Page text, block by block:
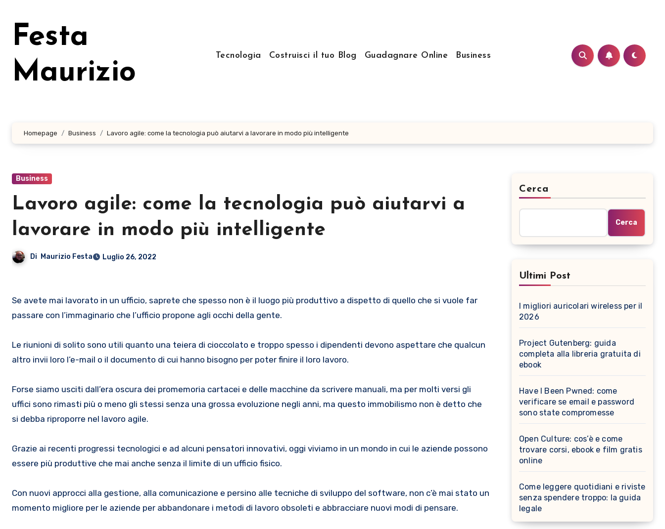
contenuto
Festa
Maurizio
Tecnologia Costruisci il tuo Blog Guadagnare Online Business
Homepage Business Lavoro agile: come la tecnologia può aiutarvi a lavorare in modo più intelligente
Business
Lavoro agile: come la tecnologia può aiutarvi a
lavorare in modo più intelligente
Di Maurizio Festa Luglio 26, 2022
Se avete mai lavorato in un ufficio, saprete che spesso non è il luogo più produttivo a dispetto di quello che si vuole far
passare con l’immaginario che l’ufficio propone agli occhi della gente.
Le riunioni di solito sono utili quanto una teiera di cioccolato e troppo spesso i dipendenti devono aspettare che qualcun
altro invii loro l’e-mail o il documento di cui hanno bisogno per poter finire il loro lavoro.
Forse siamo usciti dall’era oscura dei promemoria cartacei e delle macchine da scrivere manuali, ma per molti versi gli
uffici sono rimasti più o meno gli stessi senza una grossa evoluzione negli anni, ma questo immobilismo non è detto che
si debba riproporre nel lavoro agile.
Grazie ai recenti progressi tecnologici e ad alcuni pensatori innovativi, oggi viviamo in un mondo in cui le aziende possono
essere più produttive che mai anche senza il limite di un ufficio fisico.
Con nuovi approcci alla gestione, alla comunicazione e persino alle tecniche di sviluppo del software, non c’è mai stato un
momento migliore per le aziende per abbandonare i metodi di lavoro obsoleti e abbracciare nuovi modi di pensare.
Cerca
Cerca
Ultimi Post
I migliori auricolari wireless per il
2026
Project Gutenberg: guida
completa alla libreria gratuita di
ebook
Have I Been Pwned: come
verificare se email e password
sono state compromesse
Open Culture: cos’è e come
trovare corsi, ebook e film gratis
online
Come leggere quotidiani e riviste
senza spendere troppo: la guida
legale